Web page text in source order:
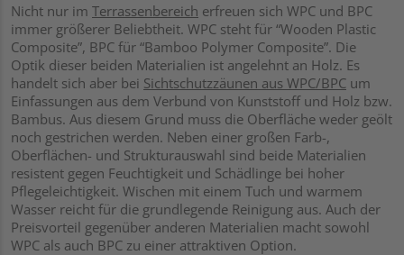
Nicht nur im Terrassenbereich erfreuen sich WPC und BPC
immer größerer Beliebtheit. WPC steht für “Wooden Plastic
Composite”, BPC für “Bamboo Polymer Composite”. Die
Optik dieser beiden Materialien ist angelehnt an Holz. Es
handelt sich aber bei Sichtschutzzäunen aus WPC/BPC um
Einfassungen aus dem Verbund von Kunststoff und Holz bzw.
Bambus. Aus diesem Grund muss die Oberfläche weder geölt
noch gestrichen werden. Neben einer großen Farb-,
Oberflächen- und Strukturauswahl sind beide Materialien
resistent gegen Feuchtigkeit und Schädlinge bei hoher
Pflegeleichtigkeit. Wischen mit einem Tuch und warmem
Wasser reicht für die grundlegende Reinigung aus. Auch der
Preisvorteil gegenüber anderen Materialien macht sowohl
WPC als auch BPC zu einer attraktiven Option.